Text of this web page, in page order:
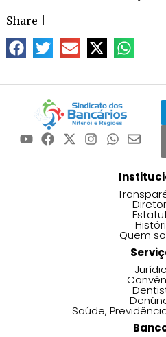
Share
Quem
Saúde,